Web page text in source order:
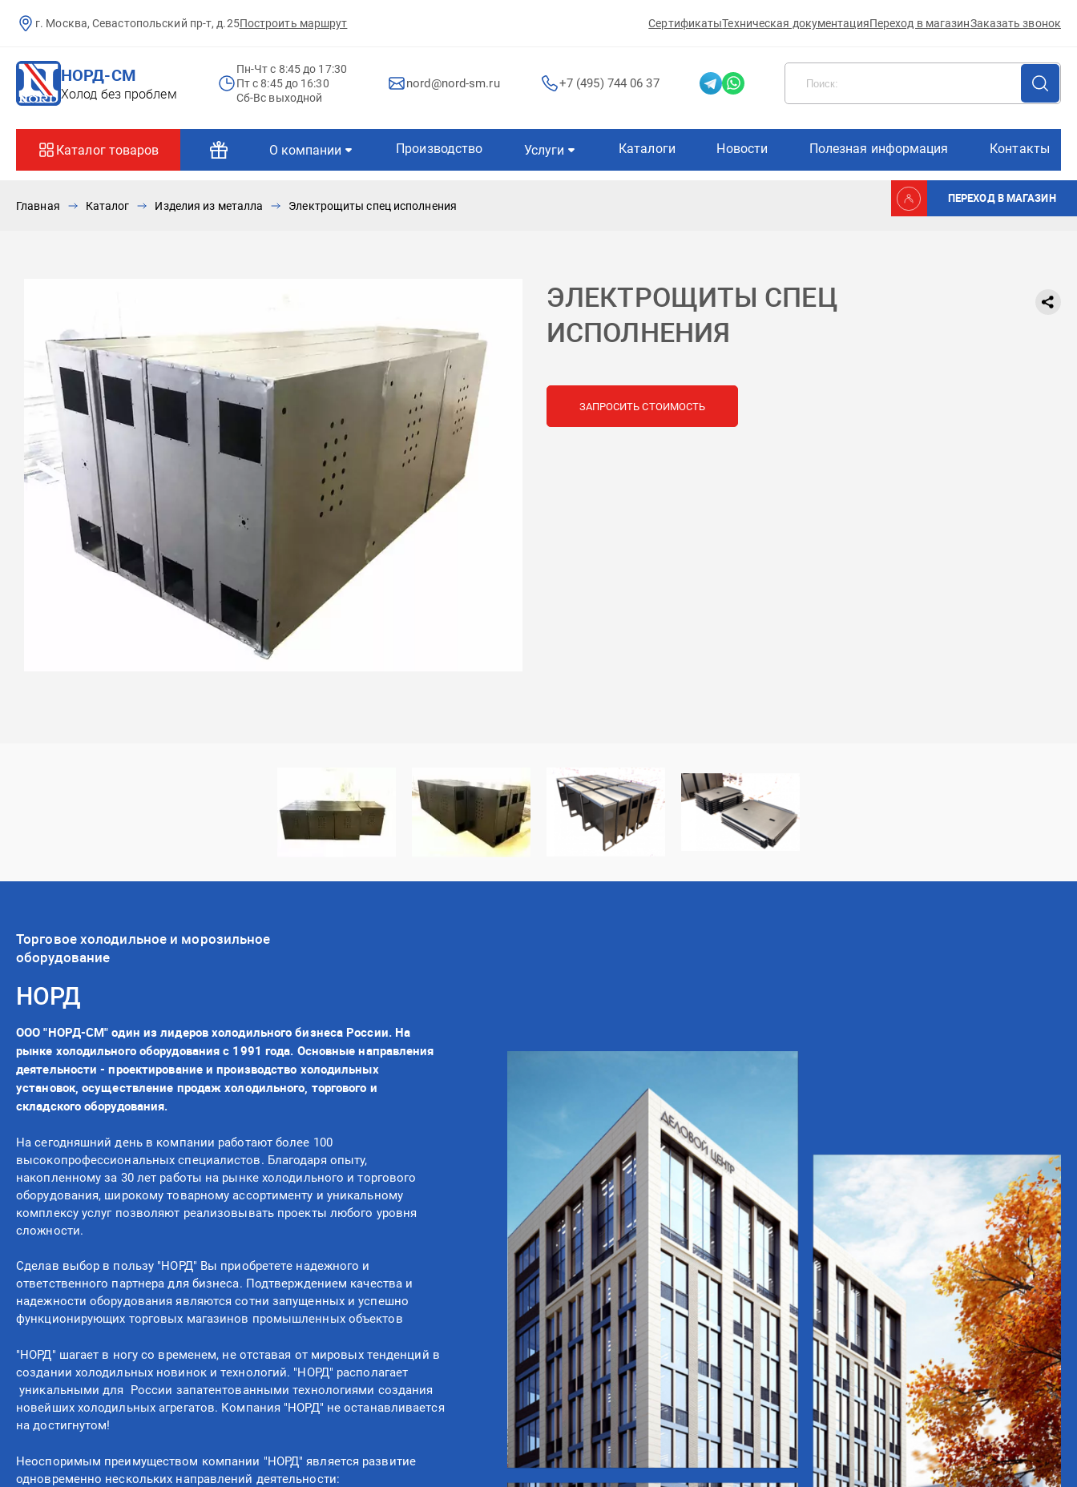
г. Москва, Севастопольский пр-т, д.25Построить маршрут СертификатыТехническая документацияПереход в магазинЗаказать звонок
НОРД-СМ
Холод без проблем
Пн-Чт c 8:45 до 17:30
Пт c 8:45 до 16:30
Сб-Вс выходной
nord@nord-sm.ru +7 (495) 744 06 37
Каталог товаров О компании Производство Услуги Каталоги Новости Полезная информация Контакты
ПЕРЕХОД В МАГАЗИН
Главная Каталог Изделия из металла Электрощиты спец исполнения
ЭЛЕКТРОЩИТЫ СПЕЦ
ИСПОЛНЕНИЯ
ЗАПРОСИТЬ СТОИМОСТЬ
Торговое холодильное и морозильное
оборудование
НОРД
ООО "НОРД-СМ" один из лидеров холодильного бизнеса России. На
рынке холодильного оборудования с 1991 года. Основные направления
деятельности - проектирование и производство холодильных
установок, осуществление продаж холодильного, торгового и
складского оборудования.
На сегодняшний день в компании работают более 100
высокопрофессиональных специалистов. Благодаря опыту,
накопленному за 30 лет работы на рынке холодильного и торгового
оборудования, широкому товарному ассортименту и уникальному
комплексу услуг позволяют реализовывать проекты любого уровня
сложности.
Сделав выбор в пользу "НОРД" Вы приобретете надежного и
ответственного партнера для бизнеса. Подтверждением качества и
надежности оборудования являются сотни запущенных и успешно
функционирующих торговых магазинов промышленных объектов
"НОРД" шагает в ногу со временем, не отставая от мировых тенденций в
создании холодильных новинок и технологий. "НОРД" располагает
уникальными для России запатентованными технологиями создания
новейших холодильных агрегатов. Компания "НОРД" не останавливается
на достигнутом!
Неоспоримым преимуществом компании "НОРД" является развитие
одновременно нескольких направлений деятельности: